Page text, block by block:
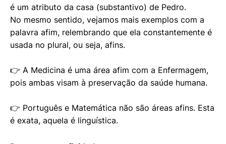
é um atributo da casa (substantivo) de Pedro.
No mesmo sentido, vejamos mais exemplos com a
palavra afim, relembrando que ela constantemente é
usada no plural, ou seja, afins.
👉 A Medicina é uma área afim com a Enfermagem,
pois ambas visam à preservação da saúde humana.
👉 Português e Matemática não são áreas afins. Esta
é exata, aquela é linguística.